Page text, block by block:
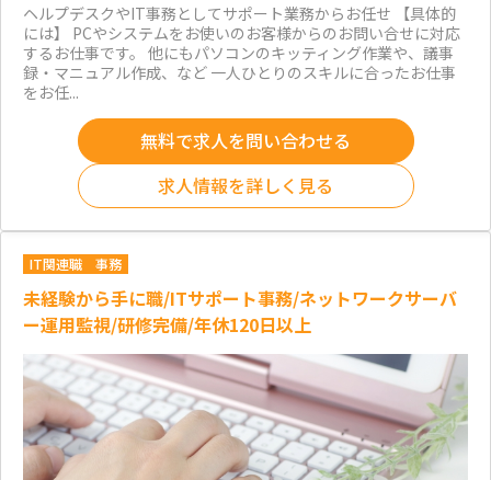
ヘルプデスクやIT事務としてサポート業務からお任せ 【具体的
には】 PCやシステムをお使いのお客様からのお問い合せに対応
するお仕事です。 他にもパソコンのキッティング作業や、議事
録・マニュアル作成、など 一人ひとりのスキルに合ったお仕事
をお任...
無料で求人を問い合わせる
求人情報を詳しく見る
IT関連職 事務
未経験から手に職/ITサポート事務/ネットワークサーバ
ー運用監視/研修完備/年休120日以上